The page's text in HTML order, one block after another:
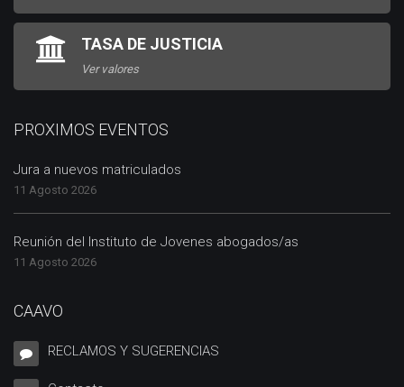
TASA DE JUSTICIA
Ver valores
PROXIMOS EVENTOS
Jura a nuevos matriculados
11 Agosto 2026
Reunión del Instituto de Jovenes abogados/as
11 Agosto 2026
CAAVO
RECLAMOS Y SUGERENCIAS